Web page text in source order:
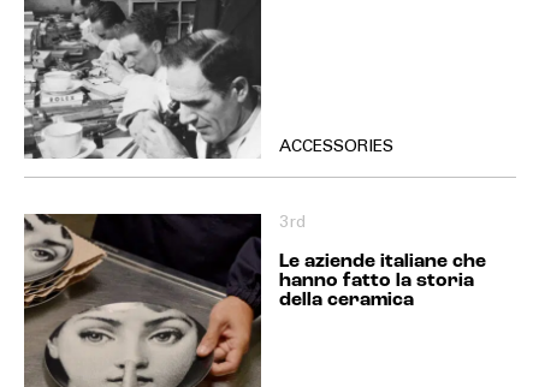
ACCESSORIES
3rd
Le aziende italiane che
hanno fatto la storia
della ceramica